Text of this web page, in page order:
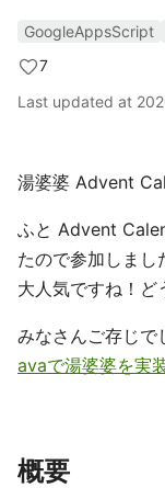
GoogleAppsScript
7
Last updated at
湯婆婆 Advent
ふと Advent
たので参加しまし
大人気ですね！ど
みなさんご存じ
avaで湯婆婆を実
概要